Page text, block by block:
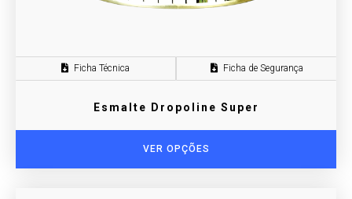
Ficha Técnica Ficha de Segurança
Esmalte Dropoline Super
VER OPÇÕES